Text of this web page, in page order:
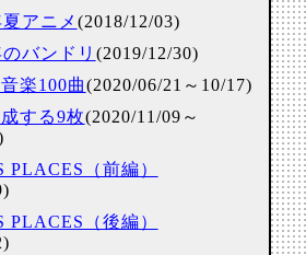
アニメ (2018/12/03)
バンドリ (2019/12/30)
楽100曲(2020/06/21～10/17)
する9枚(2020/11/09～
PLACES（前編）
PLACES（後編）